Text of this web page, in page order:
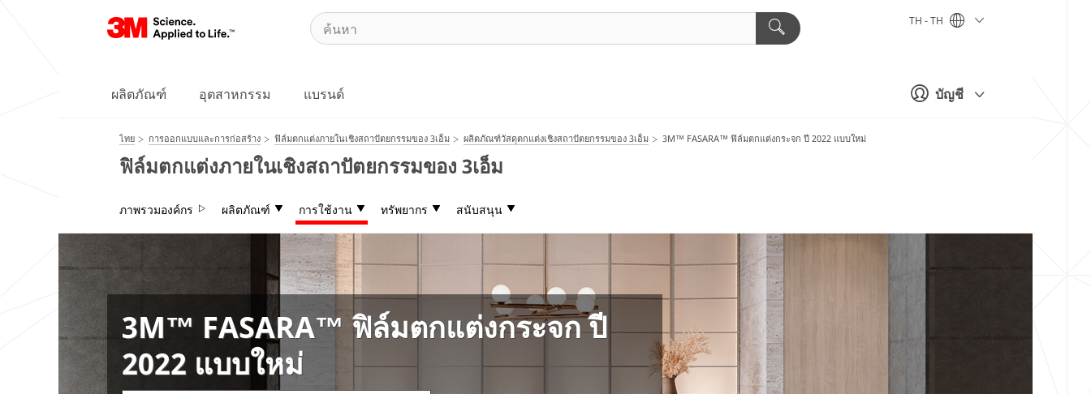
บัญชี
TH - TH
ผลิตภัณฑ์ อุตสาหกรรม แบรนด์
ไทย การออกแบบและการก่อสร้าง ฟิล์มตกแต่งภายในเชิงสถาปัตยกรรมของ 3เอ็ม ผลิตภัณฑ์วัสดุตกแต่งเชิงสถาปัตยกรรมของ 3เอ็ม 3M™ FASARA™ ฟิล์มตกแต่งกระจก ปี 2022 แบบใหม่
ฟิล์มตกแต่งภายในเชิงสถาปัตยกรรมของ 3เอ็ม
ภาพรวมองค์กร ผลิตภัณฑ์ การใช้งาน ทรัพยากร สนับสนุน
3M™ FASARA™ ฟิล์มตกแต่งกระจก ปี
2022 แบบใหม่